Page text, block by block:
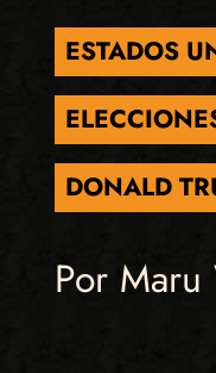
ESTADOS
DONALD
Por